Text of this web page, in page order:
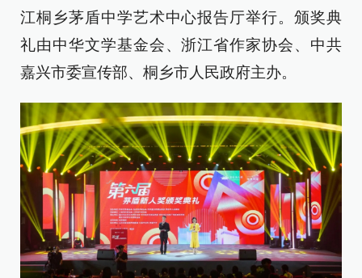
江桐乡茅盾中学艺术中心报告厅举行。颁奖典
礼由中华文学基金会、浙江省作家协会、中共
嘉兴市委宣传部、桐乡市人民政府主办。